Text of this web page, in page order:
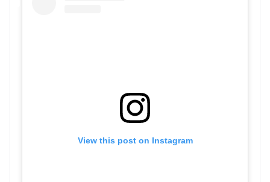
View this post on Instagram